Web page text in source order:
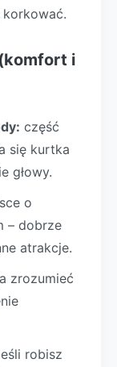
i
część
się kurtka
głowy.
o
– dobrze
atrakcje.
zrozumieć
robisz